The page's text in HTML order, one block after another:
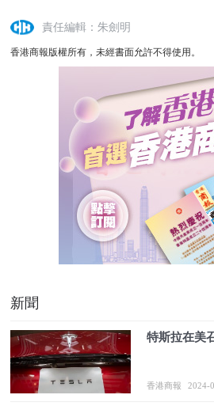
責任編輯：朱劍明
香港商報版權所有，未經書面允許不得使用。
新聞
特斯拉在美
香港商報 2024-